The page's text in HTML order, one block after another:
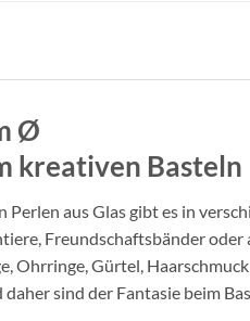
Ø
kreativen Basteln
aus Glas gibt es in
Freundschaftsbänder oder
Ohrringe, Gürtel,
sind der Fantasie beim